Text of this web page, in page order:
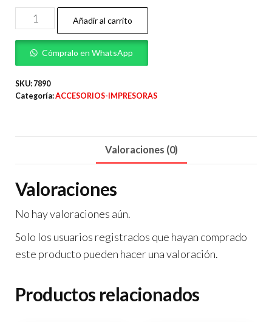
TINTA
EPSON
ORIGINAL
504
BK
A7A
Añadir al carrito
Cómpralo en WhatsApp
SKU: 7890
Categoría:ACCESORIOS-IMPRESORAS
Valoraciones (0)
Valoraciones
No hay valoraciones aún.
Solo los usuarios registrados que hayan comprado
este producto pueden hacer una valoración.
Productos relacionados